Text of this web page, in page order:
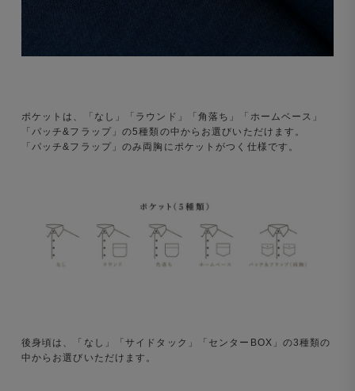
ポケットは、「なし」「ラウンド」「角落ち」「ホームベース」
「パッチ&フラップ」の5種類の中からお選びいただけます。
「パッチ&フラップ」のみ両胸にポケットがつく仕様です。
後身頃は、「なし」「サイドタック」「センターBOX」の3種類の
中からお選びいただけます。